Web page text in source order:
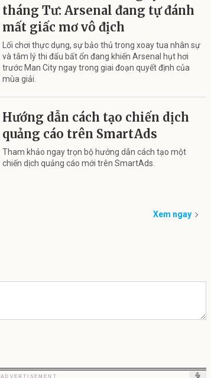
tháng Tư: Arsenal đang tự đánh
mất giấc mơ vô địch
Lối chơi thực dụng, sự bảo thủ trong xoay tua nhân sự
và tâm lý thi đấu bất ổn đang khiến Arsenal hụt hơi
trước Man City ngay trong giai đoạn quyết định của
mùa giải.
Hướng dẫn cách tạo chiến dịch
quảng cáo trên SmartAds
Tham khảo ngay trọn bộ hướng dẫn cách tạo một
chiến dịch quảng cáo mới trên SmartAds.
Xem ngay
ADVERTISEMENT